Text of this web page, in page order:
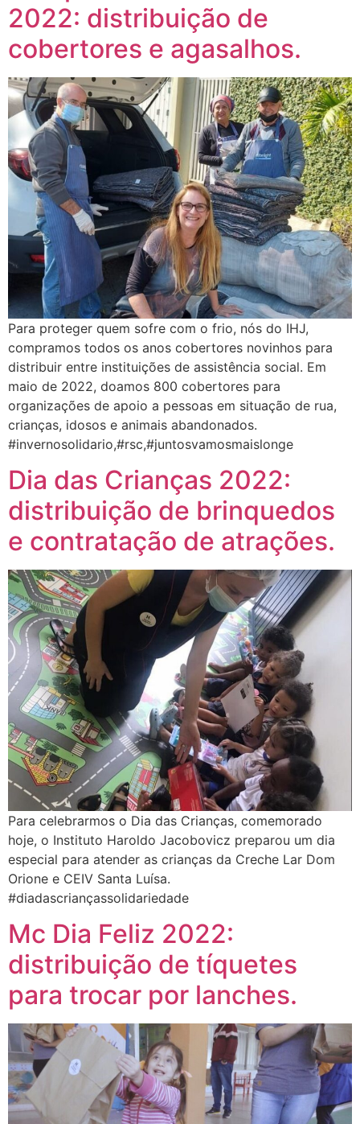
2022: distribuição de
cobertores e agasalhos.
Para proteger quem sofre com o frio, nós do IHJ,
compramos todos os anos cobertores novinhos para
distribuir entre instituições de assistência social. Em
maio de 2022, doamos 800 cobertores para
organizações de apoio a pessoas em situação de rua,
crianças, idosos e animais abandonados.
#invernosolidario,#rsc,#juntosvamosmaislonge
Dia das Crianças 2022:
distribuição de brinquedos
e contratação de atrações.
Para celebrarmos o Dia das Crianças, comemorado
hoje, o Instituto Haroldo Jacobovicz preparou um dia
especial para atender as crianças da Creche Lar Dom
Orione e CEIV Santa Luísa.
#diadascriançassolidariedade
Mc Dia Feliz 2022:
distribuição de tíquetes
para trocar por lanches.